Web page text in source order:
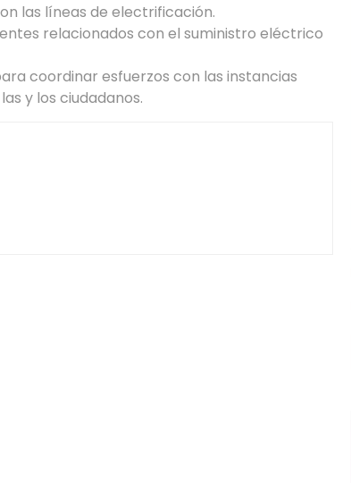
las líneas de electrificación.
relacionados con el suministro eléctrico
coordinar esfuerzos con las instancias
y los ciudadanos.